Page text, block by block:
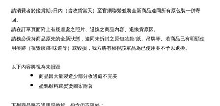
請消費者於鑑賞期7日內（含收貨當天）至官網聯繫並將全新商品連同所有原包裝一併寄
回。
請在訂單頁面附上有疑慮處之照片、退換之商品內容、退換貨原因。
請務必保持商品原先的全新狀態，連同未拆封之原包裝袋/紙、吊牌等。若商品已有明顯使
用痕跡（視覺痕跡/味道等）或毀損，我方將有權視該單品為已使用並不予以退換。
以下內容將視為未損毀
商品因大量製造少部分收邊處不完美
塗鴉顏料或熨燙圖案附著